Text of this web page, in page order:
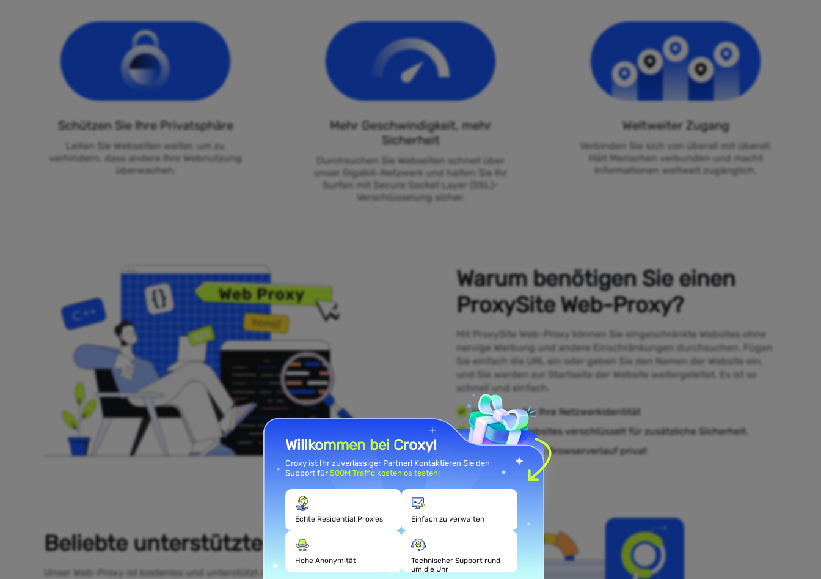
Schützen Sie Ihre Privatsphäre
Leiten Sie Webseiten weiter, um zu
verhindern, dass andere Ihre Webnutzung
überwachen.
Mehr Geschwindigkeit, mehr
Sicherheit
Durchsuchen Sie Webseiten schnell über
unser Gigabit-Netzwerk und halten Sie Ihr
Surfen mit Secure Socket Layer (SSL)-
Verschlüsselung sicher.
Weltweiter Zugang
Verbinden Sie sich von überall mit überall.
Hält Menschen verbunden und macht
Informationen weltweit zugänglich.
Warum benötigen Sie einen
ProxySite Web-Proxy?
Mit ProxySite Web-Proxy können Sie eingeschränkte Websites ohne
nervige Werbung und andere Einschränkungen durchsuchen. Fügen
Sie einfach die URL ein oder geben Sie den Namen der Website ein,
und Sie werden zur Startseite der Website weitergeleitet. Es ist so
schnell und einfach.
Verbergen Sie Ihre Netzwerkidentität
Macht alle Websites verschlüsselt für zusätzliche Sicherheit.
Halten Sie Ihren Browserverlauf privat
Beliebte unterstützte Seiten
Unser Web-Proxy ist kostenlos und unterstützt die beliebtesten
Willkommen bei Croxy!
Croxy ist Ihr zuverlässiger Partner! Kontaktieren Sie den
Support für 500M Traffic kostenlos testen!
Echte Residential Proxies Einfach zu verwalten
Hohe Anonymität
Technischer Support rund
um die Uhr